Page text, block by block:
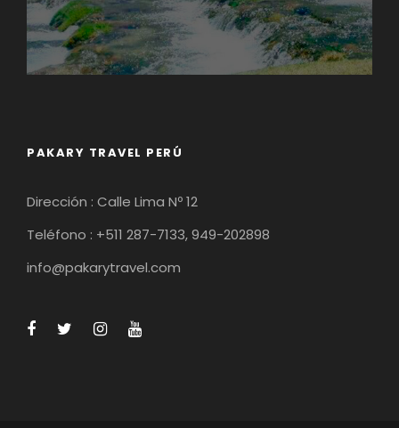
PAKARY TRAVEL PERÚ
Dirección : Calle Lima Nº 12
Teléfono : +511 287-7133, 949-202898
info@pakarytravel.com